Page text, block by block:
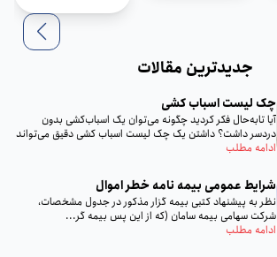
جدیدترین مقالات
چک لیست اسباب‌ کشی
آیا تا‌به‌حال فکر کردید چگونه می‌توان یک اسباب‌کشی بدون
دردسر داشت؟ داشتن یک چک لیست اسباب‌ کشی دقیق می‌تواند
تمام...
ادامه مطلب
شرایط عمومی بیمه‌ نامه خطر اموال
نظر به پيشنهاد كتبى بيمه گزار مذكور در جدول مشخصات،
شركت سهامى بيمه سامان (كه از اين پس بيمه گر...
ادامه مطلب